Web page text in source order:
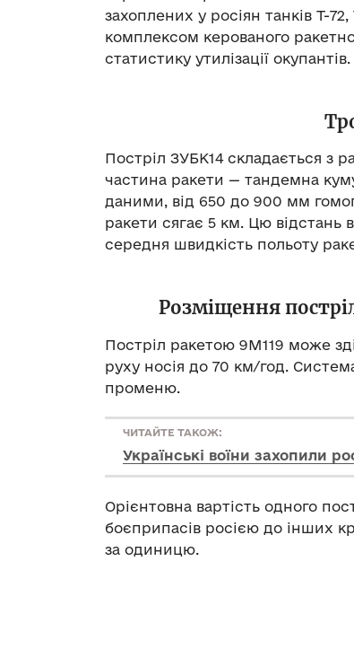
захоплених у росіян танків Т-
комплексом керованого
статистику утилізації окупантів.
Постріл ЗУБК14 складається з
частина ракети — тандемна
даними, від 650 до 900 мм
ракети сягає 5 км. Цю відстань
середня швидкість польоту
Розміщення
Постріл ракетою 9М119 може
руху носія до 70 км/год.
променю.
ЧИТАЙТЕ ТАКОЖ:
Українські воїни захопили
Орієнтовна вартість одного
боєприпасів росією до інших
за одиницю.